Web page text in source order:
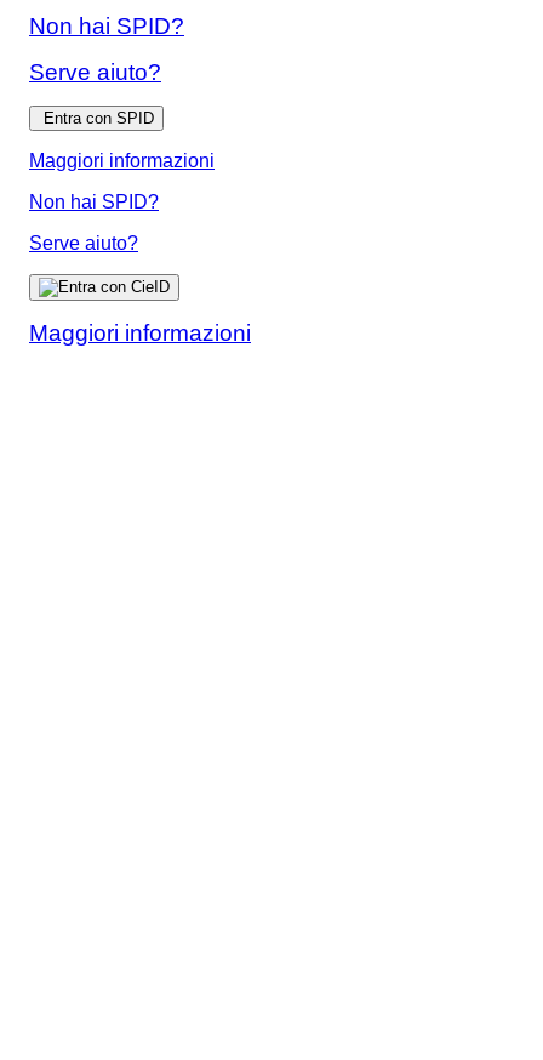
Non hai SPID?
Serve aiuto?
Entra con SPID
Maggiori informazioni
Non hai SPID?
Serve aiuto?
Maggiori informazioni